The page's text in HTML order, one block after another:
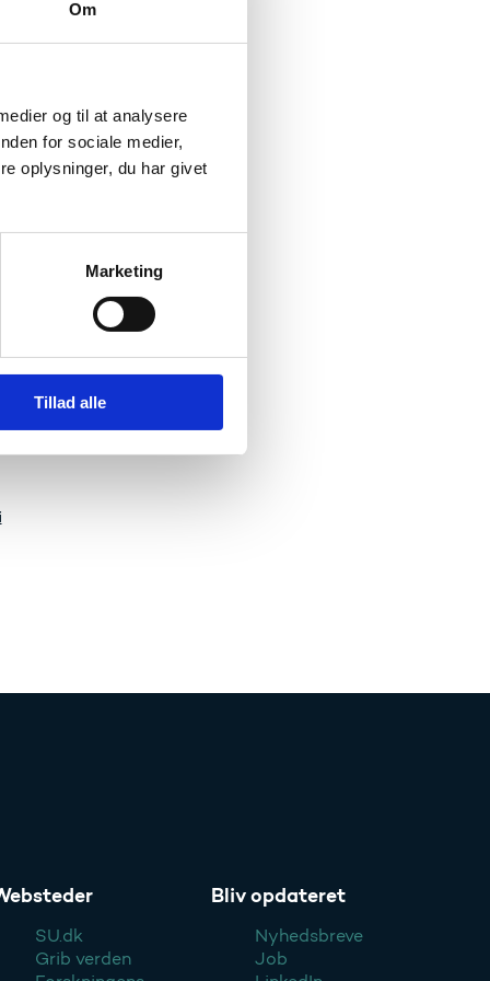
Om
og til at analysere
for sociale medier,
oplysninger, du har givet
Marketing
Tillad alle
SU.dk
Grib verden
Bliv opdateret
Nyhedsbreve
Job